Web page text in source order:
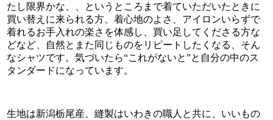
たし限界かな、、というところまで着ていただいたときに
買い替えに来られる方、着心地のよさ、アイロンいらずで
着れるお手入れの楽さを体感し、買い足してくださる方な
どなど、自然とまた同じものをリピートしたくなる、そん
なシャツです。気づいたら“これがないと”と自分の中のス
タンダードになっています。
生地は新潟栃尾産、縫製はいわきの職人と共に、いいもの